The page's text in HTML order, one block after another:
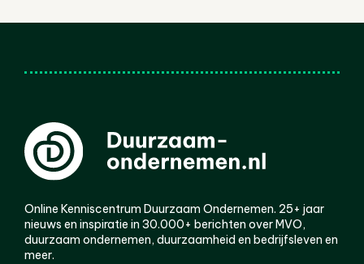
Online Kenniscentrum Duurzaam Ondernemen. 25+ jaar
nieuws en inspiratie in 30.000+ berichten over MVO,
duurzaam ondernemen, duurzaamheid en bedrijfsleven en
meer.